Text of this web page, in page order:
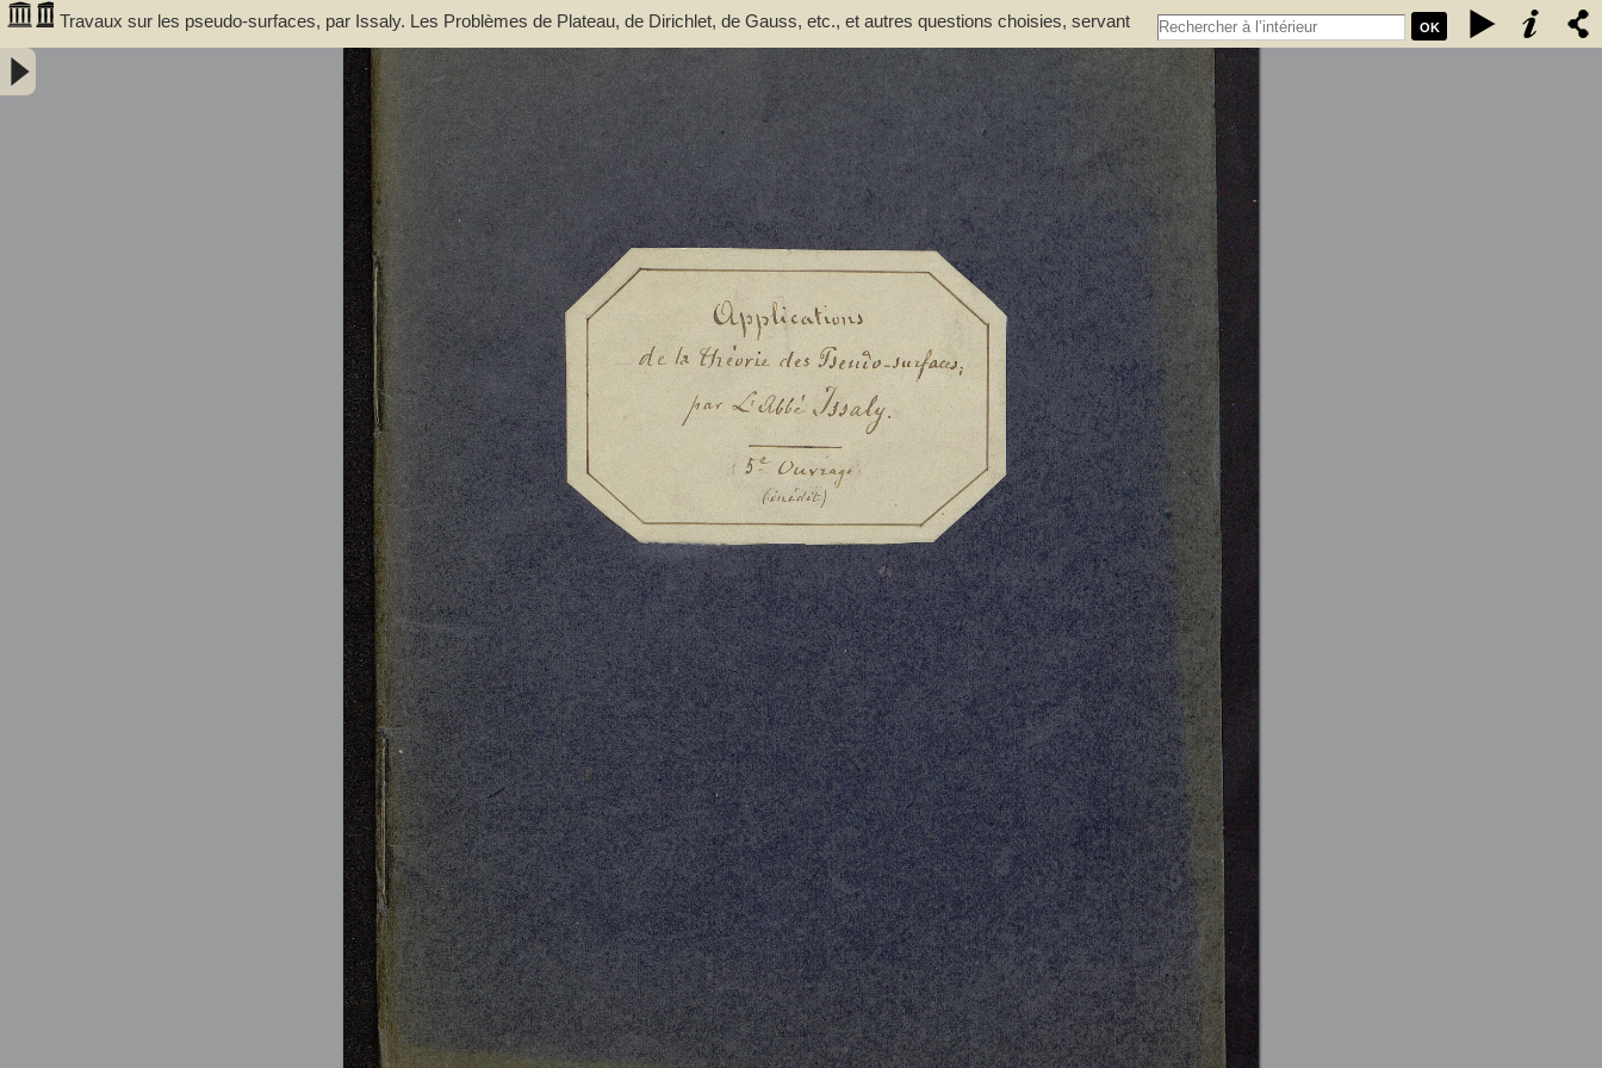
OK
Travaux sur les pseudo-surfaces, par Issaly. Les Problèmes de Plateau, de Dirichlet, de Gauss, etc., et autres questions choisies, servant
d'applications à la Théorie des pseudo-surfaces : cinquième ouvrage (inédit) de l'auteur sur les pseudo-surfaces - Issaly, Pierre-Adolphe,